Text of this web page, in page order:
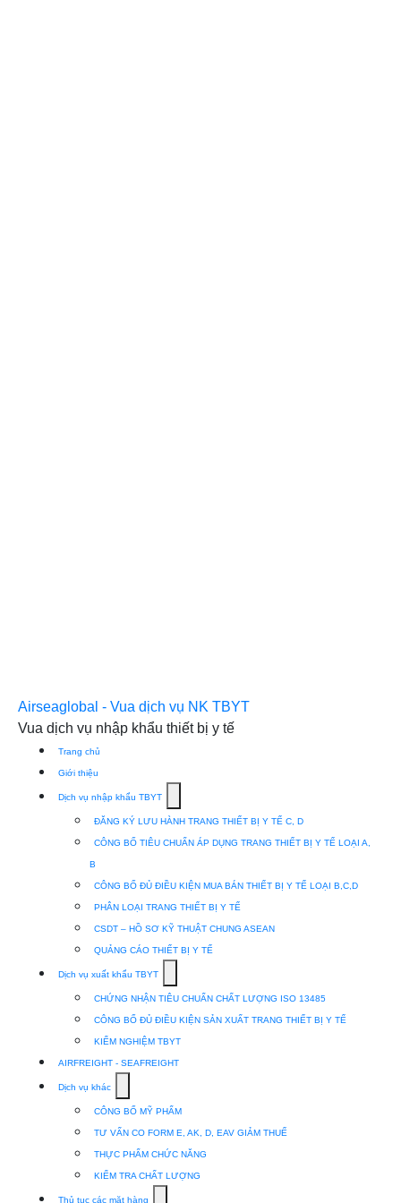
Airseaglobal - Vua dịch vụ NK TBYT
Vua dịch vụ nhập khẩu thiết bị y tế
Trang chủ
Giới thiệu
Dịch vụ nhập khẩu TBYT
submenu
for
vụ
nhập
khẩu
TBYT
ĐĂNG KÝ LƯU HÀNH TRANG THIẾT BỊ Y TẾ C, D
CÔNG BỐ TIÊU CHUẨN ÁP DỤNG TRANG THIẾT BỊ Y TẾ LOẠI A,
B
CÔNG BỐ ĐỦ ĐIỀU KIỆN MUA BÁN THIẾT BỊ Y TẾ LOẠI B,C,D
PHÂN LOẠI TRANG THIẾT BỊ Y TẾ
CSDT – HỒ SƠ KỸ THUẬT CHUNG ASEAN
QUẢNG CÁO THIẾT BỊ Y TẾ
Dịch vụ xuất khẩu TBYT
submenu
for
Dịch
vụ
CHỨNG NHẬN TIÊU CHUẨN CHẤT LƯỢNG ISO 13485
CÔNG BỐ ĐỦ ĐIỀU KIỆN SẢN XUẤT TRANG THIẾT BỊ Y TẾ
KIỂM NGHIỆM TBYT
AIRFREIGHT - SEAFREIGHT
Dịch vụ khác
submenu
for
Dịch
vụ
CÔNG BỐ MỸ PHẨM
TƯ VẤN CO FORM E, AK, D, EAV GIẢM THUẾ
THỰC PHẨM CHỨC NĂNG
KIỂM TRA CHẤT LƯỢNG
Thủ tục các mặt hàng